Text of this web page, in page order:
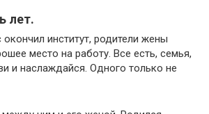
лет.
институт, родители жены
место на работу. Все есть, семья,
и наслаждайся. Одного только не